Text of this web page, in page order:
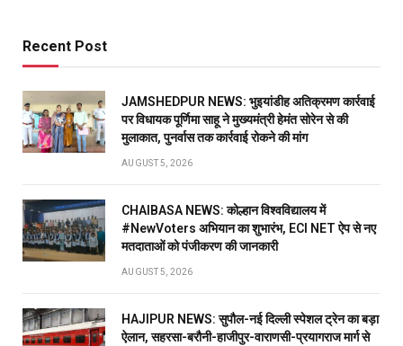
Recent Post
JAMSHEDPUR NEWS: भुइयांडीह अतिक्रमण कार्रवाई
पर विधायक पूर्णिमा साहू ने मुख्यमंत्री हेमंत सोरेन से की
मुलाकात, पुनर्वास तक कार्रवाई रोकने की मांग
AUGUST 5, 2026
CHAIBASA NEWS: कोल्हान विश्वविद्यालय में
#NewVoters अभियान का शुभारंभ, ECI NET ऐप से नए
मतदाताओं को पंजीकरण की जानकारी
AUGUST 5, 2026
HAJIPUR NEWS: सुपौल-नई दिल्ली स्पेशल ट्रेन का बड़ा
ऐलान, सहरसा-बरौनी-हाजीपुर-वाराणसी-प्रयागराज मार्ग से